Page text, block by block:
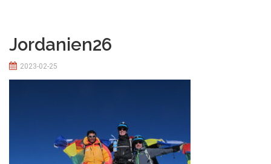
Jordanien26
2023-02-25